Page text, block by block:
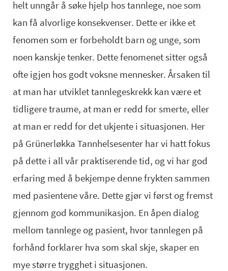
helt unngår å søke hjelp hos tannlege, noe som
kan få alvorlige konsekvenser. Dette er ikke et
fenomen som er forbeholdt barn og unge, som
noen kanskje tenker. Dette fenomenet sitter også
ofte igjen hos godt voksne mennesker. Årsaken til
at man har utviklet tannlegeskrekk kan være et
tidligere traume, at man er redd for smerte, eller
at man er redd for det ukjente i situasjonen. Her
på Grünerløkka Tannhelsesenter har vi hatt fokus
på dette i all vår praktiserende tid, og vi har god
erfaring med å bekjempe denne frykten sammen
med pasientene våre. Dette gjør vi først og fremst
gjennom god kommunikasjon. En åpen dialog
mellom tannlege og pasient, hvor tannlegen på
forhånd forklarer hva som skal skje, skaper en
mye større trygghet i situasjonen.